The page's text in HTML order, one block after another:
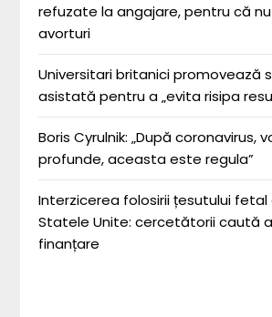
refuzate la angajare, pentru că
avorturi
Universitari britanici promovează
asistată pentru a „evita risipa
Boris Cyrulnik: „După coronavirus,
profunde, aceasta este regula”
Interzicerea folosirii țesutului fetal
Statele Unite: cercetătorii caută
finanțare